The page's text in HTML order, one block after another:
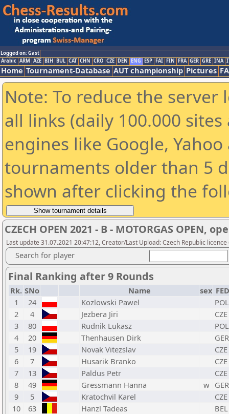
Logged on: Gast
Arabic ARM AZE BIH BUL CAT CHN CRO CZE DEN ENG ESP FAI FIN FRA GER GRE INA
Home Tournament-Database AUT championship Pictures
Note: To reduce the
all links (daily 100.000
engines like Google,
tournaments older than 5
shown after clicking the
CZECH OPEN 2021 - B - MOTORGAS OPEN,
Last update 31.07.2021 20:47:12, Creator/Last Upload: Czech Republic licence
Search for player
Final Ranking after 9 Rounds
Rk. SNo Name sex FED
1
24 Kozlowski Pawel
POL
2
4 Jezbera Jiri
CZE
3
80 Rudnik Lukasz
POL
4
20 Thenhausen Dirk
GER
5
19 Novak Vitezslav
CZE
6
7 Husarik Branko
CZE
7
13 Paldus Petr
CZE
8
49 Gressmann Hanna w GER
9
5 Kratochvil Karel
CZE
10
63 Hanzl Tadeas
BEL